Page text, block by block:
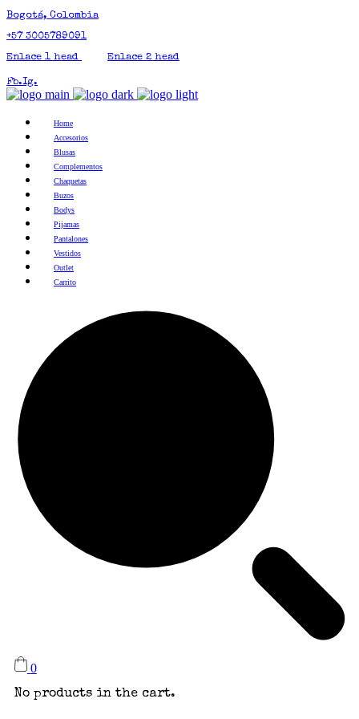
Bogotá, Colombia
+57 3005789091
Enlace 1 head
Enlace 2 head
Fb.Ig.
Home
Accesorios
Blusas
Complementos
Chaquetas
Buzos
Bodys
Pijamas
Pantalones
Vestidos
Outlet
Carrito
0
No products in the cart.